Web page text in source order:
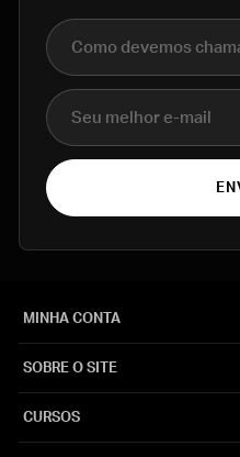
Nome completo
E-mail
MINHA CONTA
SOBRE O SITE
CURSOS